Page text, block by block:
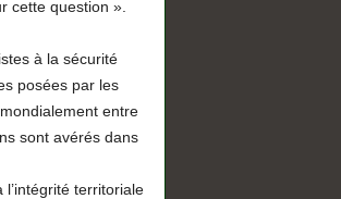
cette question ».
à la sécurité
posées par les
entre
sont avérés dans
territoriale